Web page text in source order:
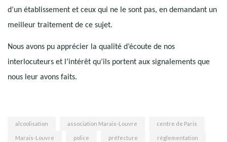
d’un établissement et ceux qui ne le sont pas, en demandant un
meilleur traitement de ce sujet.
Nous avons pu apprécier la qualité d’écoute de nos
interlocuteurs et l’intérêt qu’ils portent aux signalements que
nous leur avons faits.
alcoolisation association Marais-Louvre centre de Paris
Marais-Louvre police préfecture réglementation